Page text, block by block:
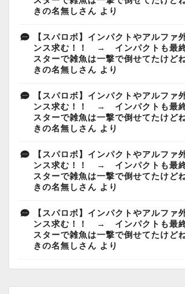
きの名無しさん より
【スパロボ】インパクトやアルファ
ンス求む！！ → インパクトも最終
スターで雑魚は一撃で倒せてたけど
きの名無しさん より
【スパロボ】インパクトやアルファ
ンス求む！！ → インパクトも最終
スターで雑魚は一撃で倒せてたけど
きの名無しさん より
【スパロボ】インパクトやアルファ
ンス求む！！ → インパクトも最終
スターで雑魚は一撃で倒せてたけど
きの名無しさん より
【スパロボ】インパクトやアルファ
ンス求む！！ → インパクトも最終
スターで雑魚は一撃で倒せてたけど
きの名無しさん より